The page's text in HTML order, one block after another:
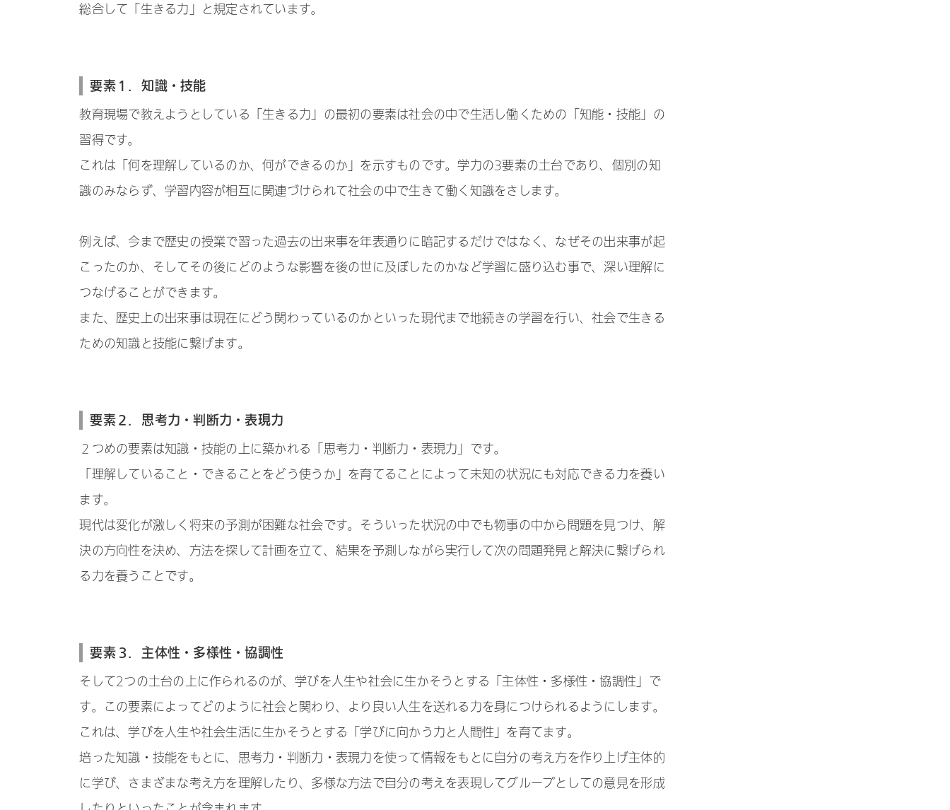
総合して「生きる力」と規定されています。
要素１．知識・技能
教育現場で教えようとしている「生きる力」の最初の要素は社会の中で生活し働くための「知能・技能」の
習得です。
これは「何を理解しているのか、何ができるのか」を示すものです。学力の3要素の土台であり、個別の知
識のみならず、学習内容が相互に関連づけられて社会の中で生きて働く知識をさします。
例えば、今まで歴史の授業で習った過去の出来事を年表通りに暗記するだけではなく、なぜその出来事が起
こったのか、そしてその後にどのような影響を後の世に及ぼしたのかなど学習に盛り込む事で、深い理解に
つなげることができます。
また、歴史上の出来事は現在にどう関わっているのかといった現代まで地続きの学習を行い、社会で生きる
ための知識と技能に繋げます。
要素２．思考力・判断力・表現力
２つめの要素は知識・技能の上に築かれる「思考力・判断力・表現力」です。
「理解していること・できることをどう使うか」を育てることによって未知の状況にも対応できる力を養い
ます。
現代は変化が激しく将来の予測が困難な社会です。そういった状況の中でも物事の中から問題を見つけ、解
決の方向性を決め、方法を探して計画を立て、結果を予測しながら実行して次の問題発見と解決に繋げられ
る力を養うことです。
要素３．主体性・多様性・協調性
そして2つの土台の上に作られるのが、学びを人生や社会に生かそうとする「主体性・多様性・協調性」で
す。この要素によってどのように社会と関わり、より良い人生を送れる力を身につけられるようにします。
これは、学びを人生や社会生活に生かそうとする「学びに向かう力と人間性」を育てます。
培った知識・技能をもとに、思考力・判断力・表現力を使って情報をもとに自分の考え方を作り上げ主体的
に学び、さまざまな考え方を理解したり、多様な方法で自分の考えを表現してグループとしての意見を形成